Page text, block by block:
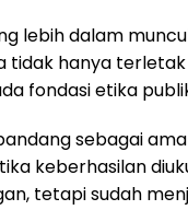
lebih dalam
tidak hanya
fondasi etika
sebagai
keberhasilan
tetapi sudah